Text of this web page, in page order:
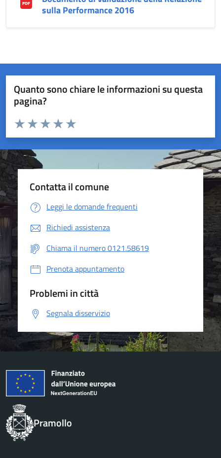
sulla Performance 2016
Quanto sono chiare le informazioni su questa
pagina?
Valuta da 1 a 5 stelle la pagina
Valuta 5 stelle su 5
Valuta 4 stelle su 5
Valuta 3 stelle su 5
Valuta 2 stelle su 5
Valuta 1 stelle su 5
Contatta il comune
Leggi le domande frequenti
Richiedi assistenza
Chiama il numero 0121.58619
Prenota appuntamento
Problemi in città
Segnala disservizio
Pramollo